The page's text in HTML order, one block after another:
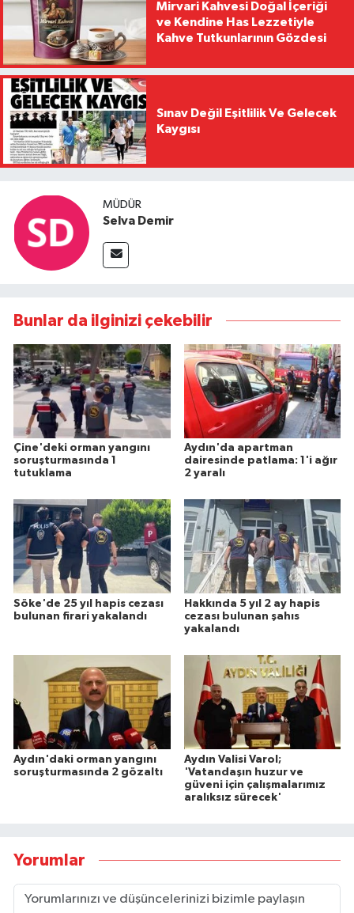
Mirvari Kahvesi Doğal İçeriği
ve Kendine Has Lezzetiyle
Kahve Tutkunlarının Gözdesi
Sınav Değil Eşitlilik Ve Gelecek
Kaygısı
MÜDÜR
Selva Demir
Bunlar da ilginizi çekebilir
Çine'deki orman yangını
soruşturmasında 1
tutuklama
Aydın'da apartman
dairesinde patlama: 1'i ağır
2 yaralı
Söke'de 25 yıl hapis cezası
bulunan firari yakalandı
Hakkında 5 yıl 2 ay hapis
cezası bulunan şahıs
yakalandı
Aydın'daki orman yangını
soruşturmasında 2 gözaltı
Aydın Valisi Varol;
'Vatandaşın huzur ve
güveni için çalışmalarımız
aralıksız sürecek'
Yorumlar